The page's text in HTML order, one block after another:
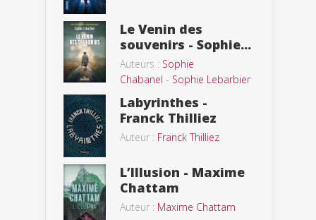
Le Venin des
souvenirs - Sophie...
Auteurs : Sophie
Chabanel - Sophie Lebarbier
Labyrinthes -
Franck Thilliez
Auteur : Franck Thilliez
L’Illusion - Maxime
Chattam
Auteur : Maxime Chattam